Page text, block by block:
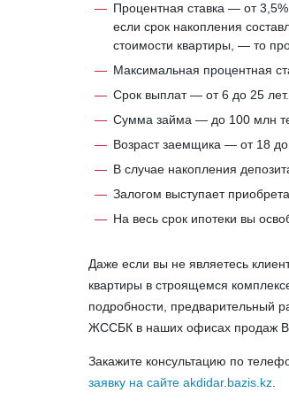
Процентная ставка — от
если срок накопления
стоимости квартиры, — то
Максимальная процентная
Срок выплат — от 6 до 25 лет.
Сумма займа — до 100 млн
Возраст заемщика — от 18 до
В случае накопления
Залогом выступает
На весь срок ипотеки вы
Даже если вы не являетесь
квартиры в строящемся
подробности, предварительный
ЖССБК в наших офисах продаж
Закажите консультацию по
заявку на сайте akdidar.bazis.kz